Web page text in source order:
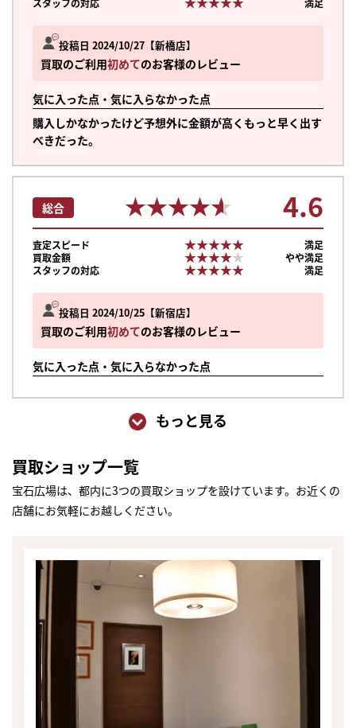
投稿日 2024/10/27 新橋店
買取のご利用初めてのお客様のレビュー
気に入った点・気に入らなかった点
購入しかなかったけど予想外に金額が高くもっと早く出す
べきだった。
スタッフの対応
満足
投稿日 2024/10/25 新宿店
買取のご利用初めてのお客様のレビュー
気に入った点・気に入らなかった点
総合 ★★★★★
★★★★★ 4.6
査定スピード ★★★★★
★★★★★
満足
買取金額
★★★★★
★★★★★
やや満足
スタッフの対応
★★★★★
★★★★★ 満足
もっと見る
買取ショップ一覧
宝石広場は、都内に3つの買取ショップを設けています。お近くの
店舗にお気軽にお越しください。